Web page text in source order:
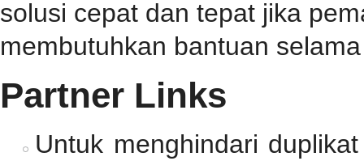
solusi cepat dan tepat jika
membutuhkan bantuan
Partner Links
Untuk menghindari